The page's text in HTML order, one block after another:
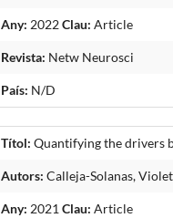
Any: 2022Clau: Article
Revista: Netw Neurosci
País: N/D
Títol: Quantifying the drivers
Autors: Calleja-Solanas,
Any: 2021Clau: Article